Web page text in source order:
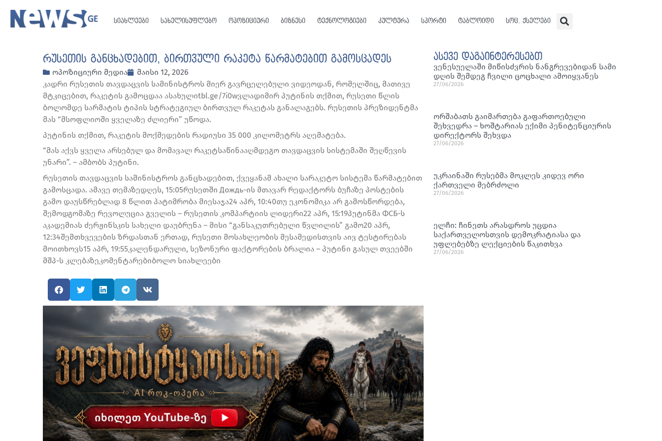
სიახლეები სახელისუფლებო ოპოზიციური ბიზნესი ტექნოლოგიები კულტურა სპორტი ტაბლოიდი სოც. ქსელები
რუსეთის განცხადებით, ბირთვული რაკეტა წარმატებით გამოსცადეს
ოპოზიციური მედია
მაისი 12, 2026
კადრი რუსეთის თავდაცვის სამინისტროს მიერ გავრცელებული ვიდეოდან, რომელშიც, მათივე
მტკიცებით, რაკეტის გამოცდაა ასახულიtbl.ge/7i0wვლადიმირ პუტინის თქმით, რუსეთი წლის
ბოლომდე სარმატის ტიპის სტრატეგიულ ბირთვულ რაკეტას განალაგებს. რუსეთის პრეზიდენტმა
მას “მსოფლიოში ყველაზე ძლიერი” უწოდა.
პუტინის თქმით, რაკეტის მოქმედების რადიუსი 35 000 კილომეტრს აღემატება.
“მას აქვს ყველა არსებულ და მომავალ რაკეტსაწინააღმდეგო თავდაცვის სისტემაში შეღწევის
უნარი”. – ამბობს პუტინი.
რუსეთის თავდაცვის სამინისტროს განცხადებით, ქვეყანამ ახალი სარაკეტო სისტემა წარმატებით
გამოსცადა. ამავე თემაზედღეს, 15:05რუსეთში Дождь-ის მთავარ რედაქტორს ბუჩაზე პოსტების
გამო დაუსწრებლად 8 წლით პატიმრობა მიესაჯა24 აპრ, 10:40თუ ეკონომიკა არ გამოსწორდება,
შემოდგომაზე რევოლუცია გველის – რუსეთის კომპარტიის ლიდერი22 აპრ, 15:19პუტინმა ФСБ-ს
აკადემიას ძერჟინსკის სახელი დაუბრუნა – მისი “განსაკუთრებული წვლილის” გამო20 აპრ,
12:34შემთხვევების ზრდასთან ერთად, რუსეთი მოსახლეობის მესამედისთვის აივ ტესტირებას
მოითხოვს15 აპრ, 19:55კალენდარული, სეზონური ფაქტორების ბრალია – პუტინი გასულ თვეებში
მშპ-ს კლებაზეკომენტარებიბოლო სიახლეები
ასევე დაგაინტერესებთ
ვენესუელაში მიწისძვრის ნანგრევებიდან სამი
დღის შემდეგ ჩვილი ცოცხალი ამოიყვანეს
27/06/2026
ორშაბათს გაიმართება გაფართოებული
შეხვედრა – ხოშტარიას ექიმი პენიტენციურის
დირექტორს შეხვდა
27/06/2026
უკრაინაში რუსებმა მოკლეს კიდევ ორი
ქართველი მებრძოლი
27/06/2026
ელჩი: ჩინეთს არასდროს უცდია
საქართველოსთვის დემოკრატიასა და
უფლებებზე ლექციების წაკითხვა
27/06/2026